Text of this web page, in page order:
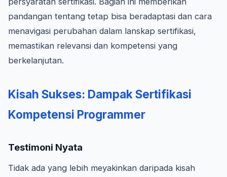
pandangan tentang tetap bisa beradaptasi dan cara
menavigasi perubahan dalam lanskap sertifikasi,
memastikan relevansi dan kompetensi yang
berkelanjutan.
Kisah Sukses: Dampak Sertifikasi
Kompetensi Programmer
Testimoni Nyata
Tidak ada yang lebih meyakinkan daripada kisah